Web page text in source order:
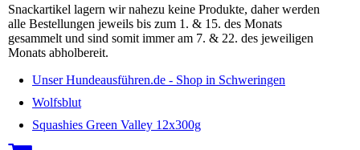
Snackartikel lagern wir nahezu keine Produkte, daher werden
alle Bestellungen jeweils bis zum 1. & 15. des Monats
gesammelt und sind somit immer am 7. & 22. des jeweiligen
Monats abholbereit.
Unser Hundeausführen.de - Shop in Schweringen
Wolfsblut
Squashies Green Valley 12x300g